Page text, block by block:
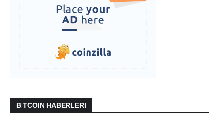
BITCOIN HABERLERI